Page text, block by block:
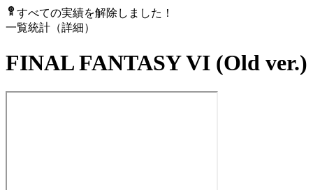
すべての実績を解除しました！
一覧統計（詳細）
FINAL FANTASY VI (Old ver.)